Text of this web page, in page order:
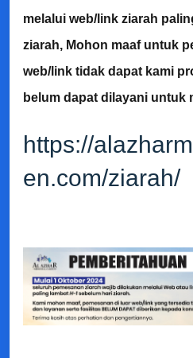
melalui web/link ziarah
ziarah, Mohon maaf untuk
web/link tidak dapat kami
belum dapat dilayani untuk
https://
en.com/ziarah/